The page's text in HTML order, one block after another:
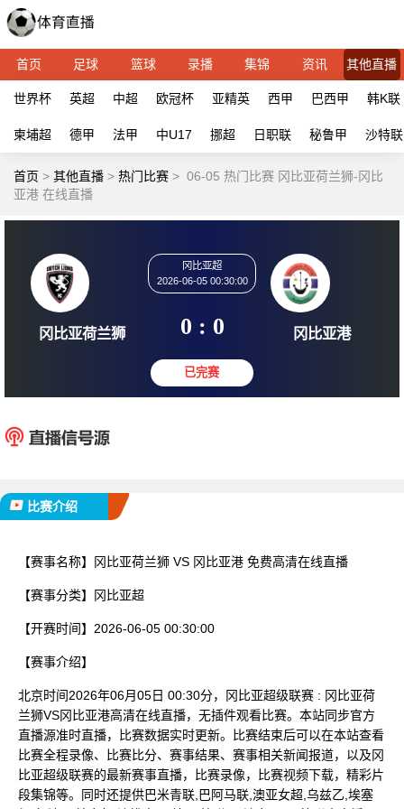
首页 足球 篮球 录播 集锦 资讯 其他直播
世界杯 英超 中超 欧冠杯 亚精英 西甲 巴西甲 韩K联
柬埔超 德甲 法甲 中U17 挪超 日职联 秘鲁甲 沙特联
首页 > 其他直播 > 热门比赛 > 06-05 热门比赛 冈比亚荷兰狮-冈比
亚港 在线直播
冈比亚超
2026-06-05 00:30:00
0 : 0
比赛介绍
【赛事名称】 冈比亚荷兰狮 VS 冈比亚港 免费高清在线直播
【赛事分类】 冈比亚超
【开赛时间】 2026-06-05 00:30:00
【赛事介绍】
北京时间2026年06月05日 00:30分，冈比亚超级联赛 : 冈比亚荷
兰狮VS冈比亚港高清在线直播，无插件观看比赛。本站同步官方
直播源准时直播，比赛数据实时更新。比赛结束后可以在本站查看
比赛全程录像、比赛比分、赛事结果、赛事相关新闻报道，以及冈
比亚超级联赛的最新赛事直播，比赛录像，比赛视频下载，精彩片
段集锦等。同时还提供巴米青联,巴阿马联,澳亚女超,乌兹乙,埃塞